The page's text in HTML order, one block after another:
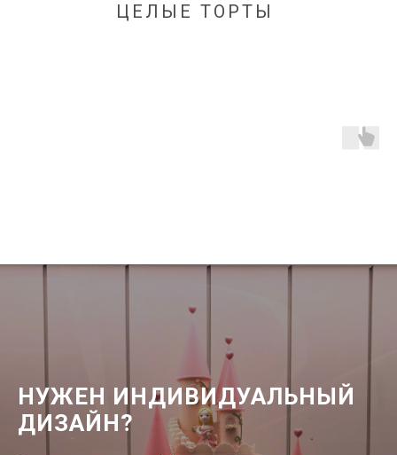
ЦЕЛЫЕ ТОРТЫ
НУЖЕН ИНДИВИДУАЛЬНЫЙ
ДИЗАЙН?